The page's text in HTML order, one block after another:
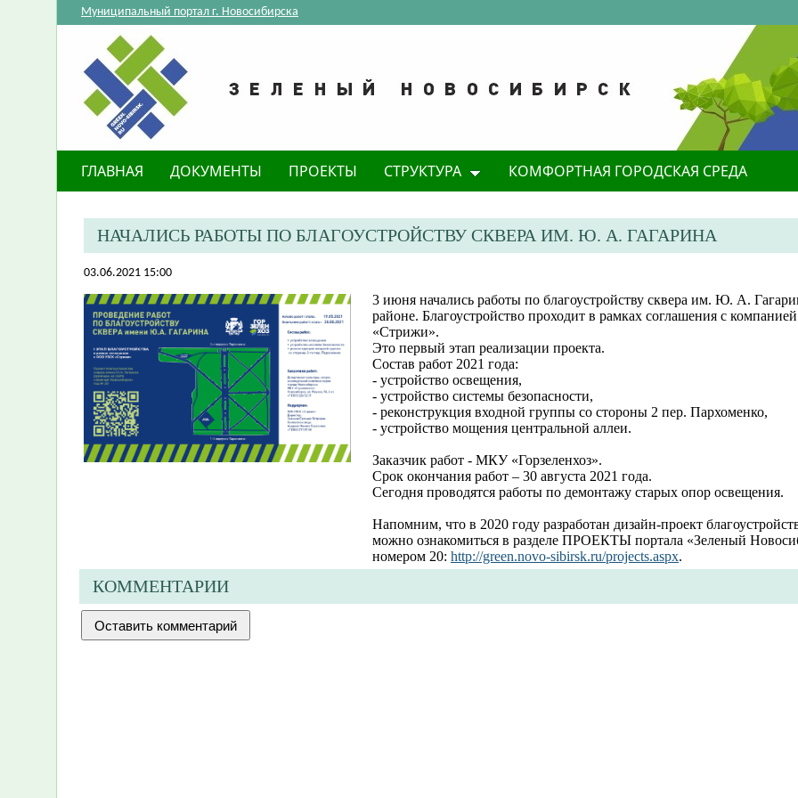
Муниципальный портал г. Новосибирска
ГЛАВНАЯ ДОКУМЕНТЫ ПРОЕКТЫ СТРУКТУРА КОМФОРТНАЯ ГОРОДСКАЯ СРЕДА
НАЧАЛИСЬ РАБОТЫ ПО БЛАГОУСТРОЙСТВУ СКВЕРА ИМ. Ю. А. ГАГАРИНА
03.06.2021 15:00
3 июня начались работы по благоустройству сквера им. Ю. А.
районе. Благоустройство проходит в рамках соглашения с
«Стрижи».
Это первый этап реализации проекта.
Состав работ 2021 года:
- устройство освещения,
- устройство системы безопасности,
- реконструкция входной группы со стороны 2 пер. Пархоменко,
- устройство мощения центральной аллеи.
Заказчик работ - МКУ «Горзеленхоз».
Срок окончания работ – 30 августа 2021 года.
Сегодня проводятся работы по демонтажу старых опор освещения.
Напомним, что в 2020 году разработан дизайн-проект
можно ознакомиться в разделе ПРОЕКТЫ портала «Зеленый
номером 20: http://green.novo-sibirsk.ru/projects.aspx.
КОММЕНТАРИИ